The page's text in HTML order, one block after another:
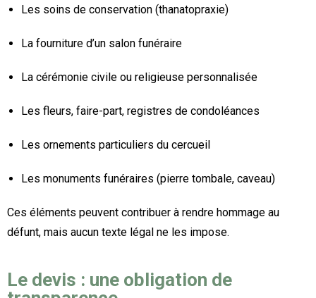
Les soins de conservation (thanatopraxie)
La fourniture d’un salon funéraire
La cérémonie civile ou religieuse personnalisée
Les fleurs, faire-part, registres de condoléances
Les ornements particuliers du cercueil
Les monuments funéraires (pierre tombale, caveau)
Ces éléments peuvent contribuer à rendre hommage au
défunt, mais aucun texte légal ne les impose.
Le devis : une obligation de